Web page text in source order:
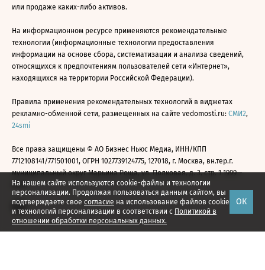
На нашем сайте используются cookie-файлы и технологии
персонализации. Продолжая пользоваться данным сайтом, вы
подтверждаете свое согласие на использование файлов cookie
и технологий персонализации в соответствии с Политикой в
отношении обработки персональных данных.
ОК
или продаже каких-либо активов.
На информационном ресурсе применяются рекомендательные
технологии (информационные технологии предоставления
информации на основе сбора, систематизации и анализа сведений,
относящихся к предпочтениям пользователей сети «Интернет»,
находящихся на территории Российской Федерации).
Правила применения рекомендательных технологий в виджетах
рекламно-обменной сети, размещенных на сайте vedomosti.ru: СМИ2,
24smi
Все права защищены © АО Бизнес Ньюс Медиа, ИНН/КПП
7712108141/771501001, ОГРН 1027739124775, 127018, г. Москва, вн.тер.г.
муниципальный округ Марьина Роща, ул. Полковая, д. 3, стр. 1 1999—
2026